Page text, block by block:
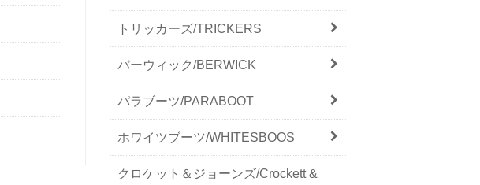
トリッカーズ/TRICKERS
バーウィック/BERWICK
パラブーツ/PARABOOT
ホワイツブーツ/WHITESBOOS
クロケット＆ジョーンズ/Crockett &